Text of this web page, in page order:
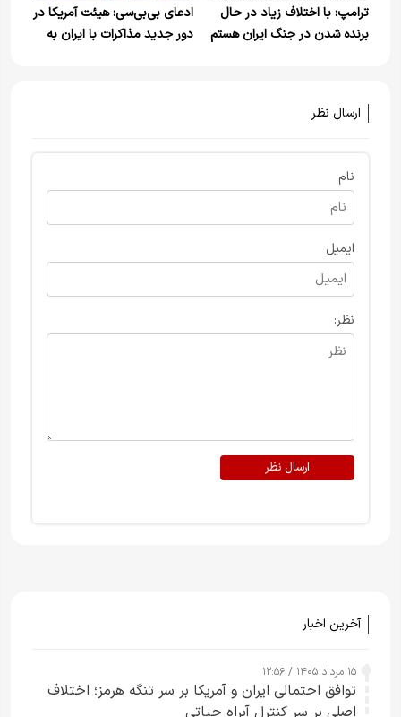
ترامپ: با اختلاف زیاد در حال
برنده شدن در جنگ ایران هستم
ادعای بی‌بی‌سی: هیئت آمریکا در
دور جدید مذاکرات با ایران به
ارسال نظر
نام
ایمیل
نظر:
ارسال نظر
آخرین اخبار
۱۵ مرداد ۱۴۰۵ / ۱۲:۵۶
توافق احتمالی ایران و آمریکا بر سر تنگه هرمز؛ اختلاف
اصلی بر سر کنترل آبراه حیاتی